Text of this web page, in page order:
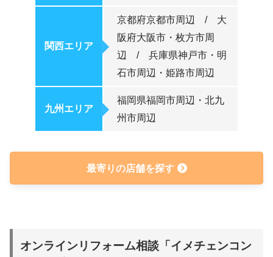
関西エリア
京都府京都市周辺 / 大
阪府大阪市・枚方市周
辺 / 兵庫県神戸市・明
石市周辺・姫路市周辺
九州エリア
福岡県福岡市周辺・北九
州市周辺
最寄りの店舗を探す
オンラインリフォーム相談「イメチェンコン